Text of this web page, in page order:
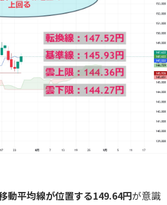
動平均線が位置する149.64円が意識